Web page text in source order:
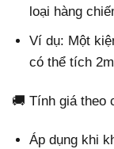
loại hàng
Ví dụ: Một
có thể tích
🚚 Tính giá theo
Áp dụng khi